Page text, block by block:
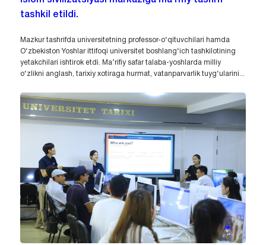
tashkil etildi.
Mazkur tashrifda universitetning professor-o‘qituvchilari hamda
O‘zbekiston Yoshlar ittifoqi universitet boshlang‘ich tashkilotining
yetakchilari ishtirok etdi. Ma’rifiy safar talaba-yoshlarda milliy
o‘zlikni anglash, tarixiy xotiraga hurmat, vatanparvarlik tuyg‘ularini...